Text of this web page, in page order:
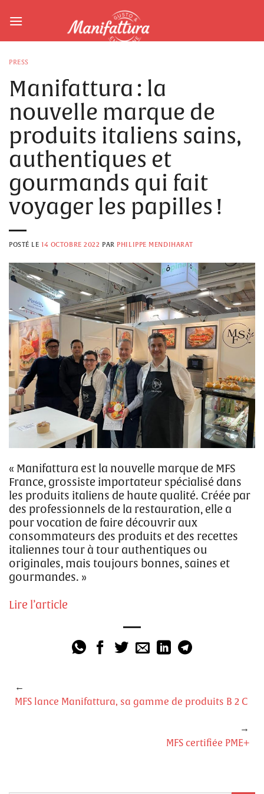
PRESS
Manifattura : la
nouvelle marque de
produits italiens sains,
authentiques et
gourmands qui fait
voyager les papilles !
POSTÉ LE14 OCTOBRE 2022 PAR PHILIPPE MENDIHARAT
« Manifattura est la nouvelle marque de MFS
France, grossiste importateur spécialisé dans
les produits italiens de haute qualité. Créée par
des professionnels de la restauration, elle a
pour vocation de faire découvrir aux
consommateurs des produits et des recettes
italiennes tour à tour authentiques ou
originales, mais toujours bonnes, saines et
gourmandes. »
Lire l’article
MFS lance Manifattura, sa gamme de produits B 2 C
MFS certifiée PME+